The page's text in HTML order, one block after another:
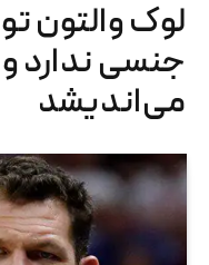
لوک والتون
جنسی ندارد و
می‌اندیشد